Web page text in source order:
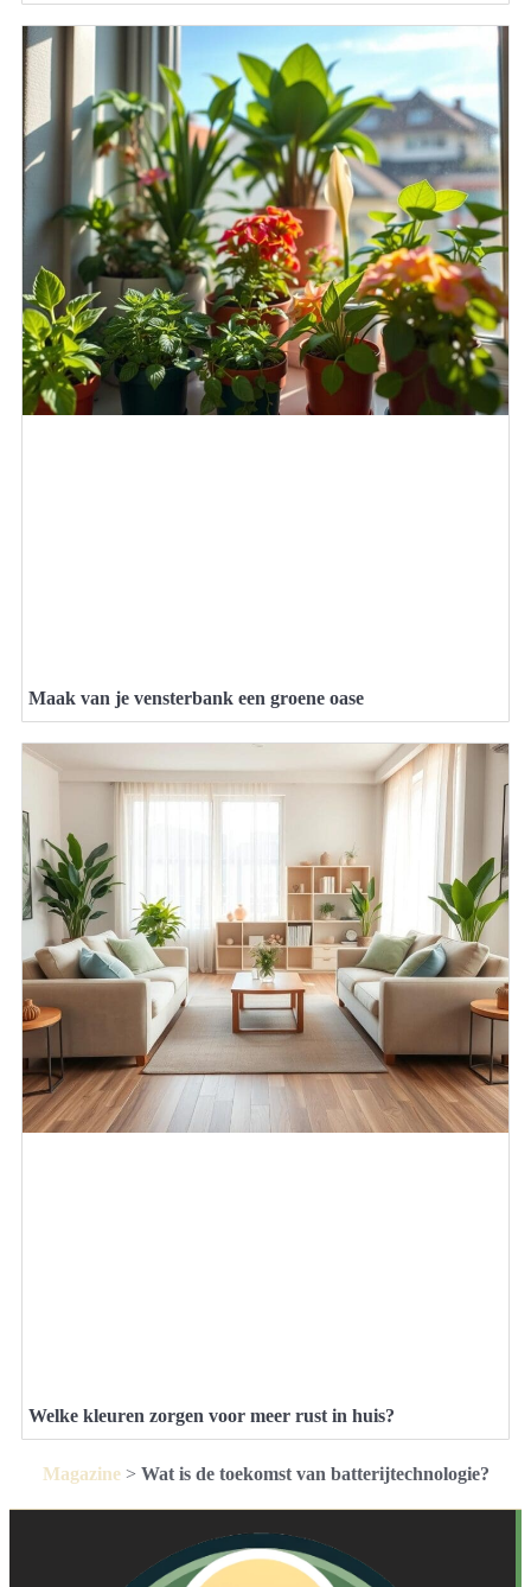
Maak van je vensterbank een groene oase
Welke kleuren zorgen voor meer rust in huis?
Magazine> Wat is de toekomst van batterijtechnologie?